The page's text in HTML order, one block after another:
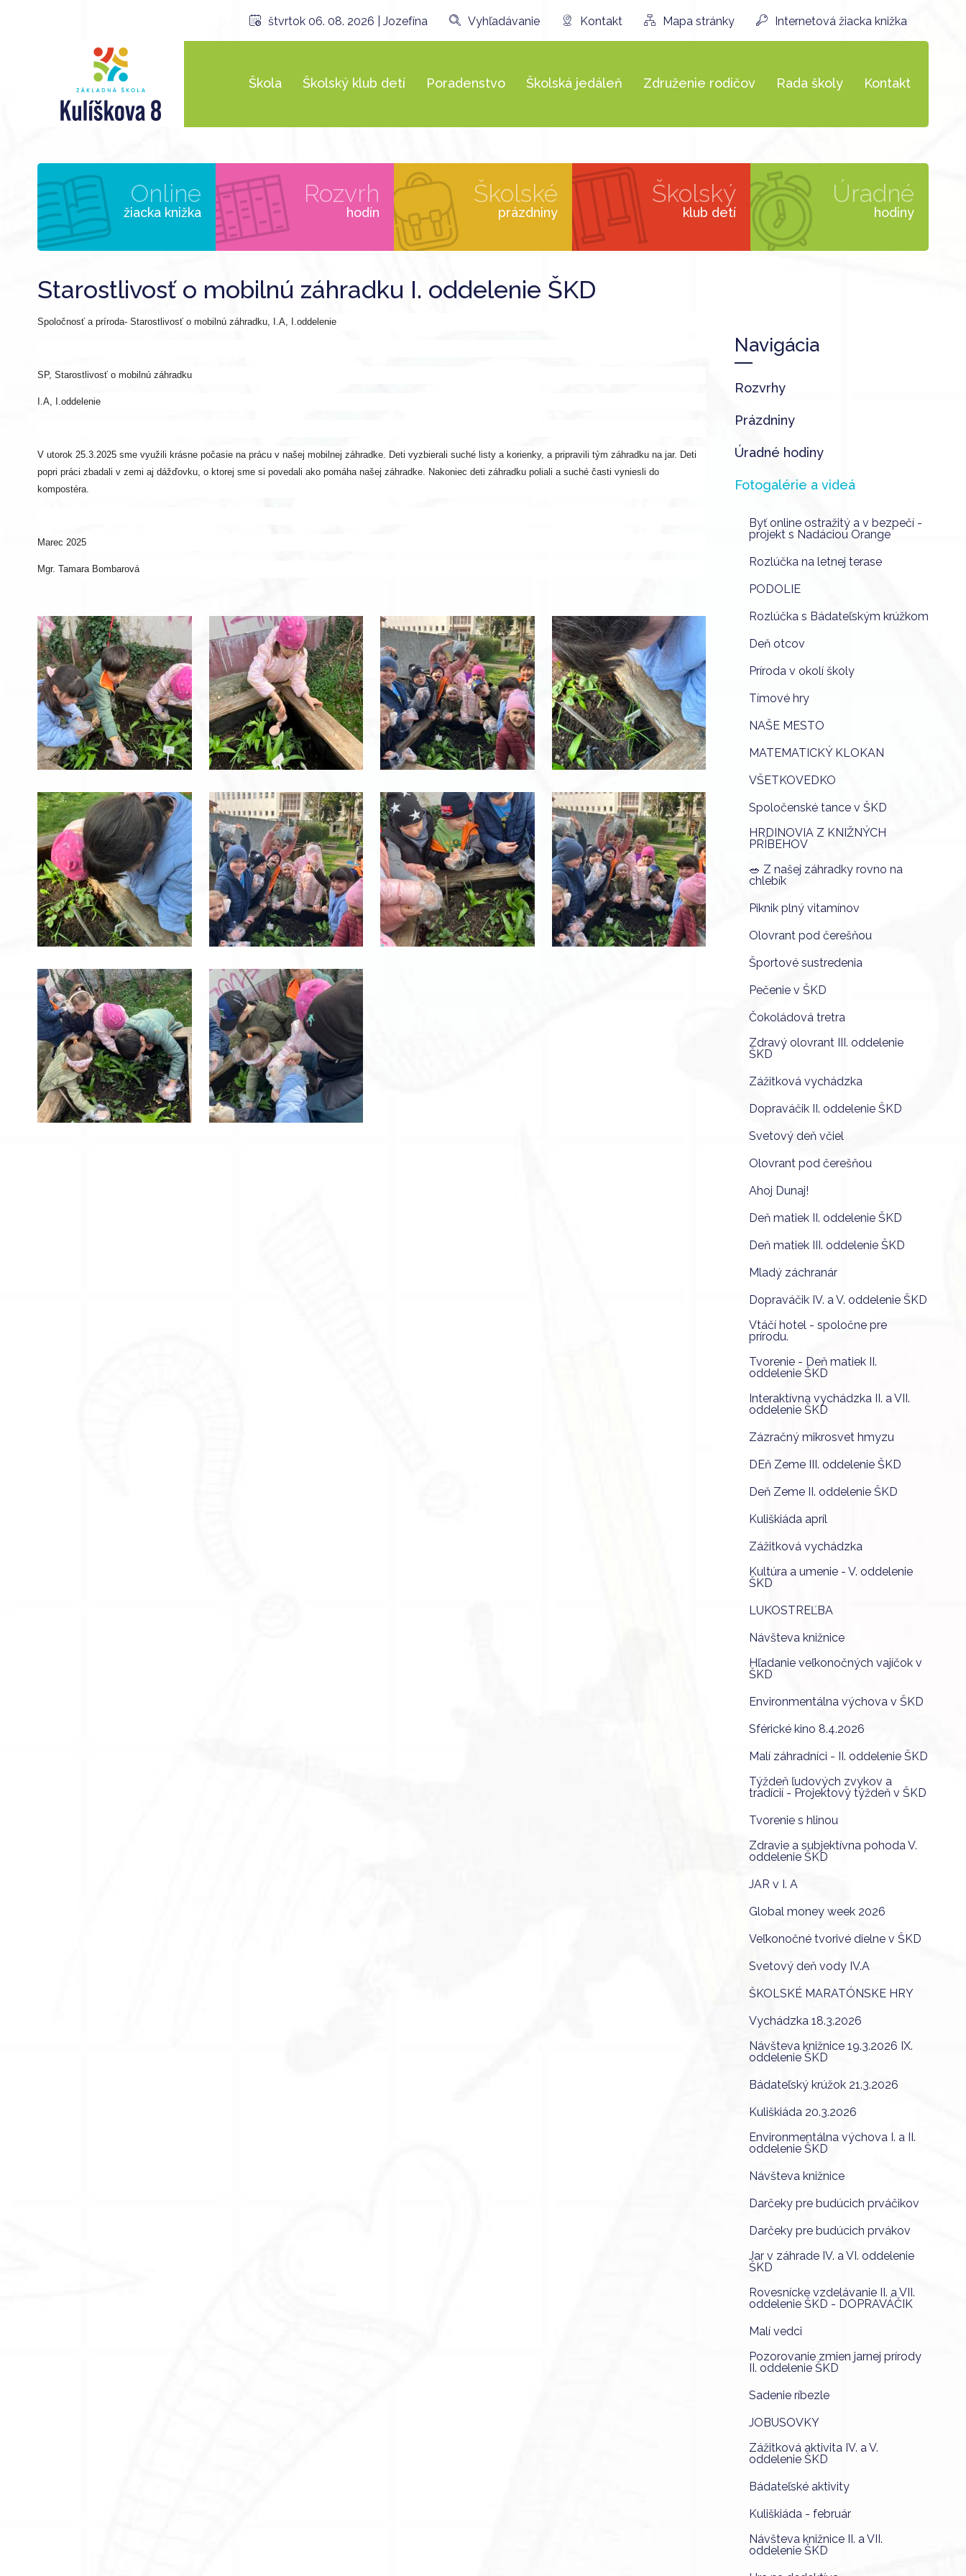
štvrtok 06. 08. 2026 | Jozefína Vyhľadávanie Kontakt Mapa stránky Internetová žiacka knižka
Škola Školský klub detí Poradenstvo Školská jedáleň Združenie rodičov Rada školy Kontakt
Online
žiacka knižka
Rozvrh
hodín
Školské
prázdniny
Školský
klub detí
Úradné
hodiny
Starostlivosť o mobilnú záhradku I. oddelenie ŠKD
Spoločnosť a príroda- Starostlivosť o mobilnú záhradku, I.A, I.oddelenie
SP, Starostlivosť o mobilnú záhradku
I.A, I.oddelenie
V utorok 25.3.2025 sme využili krásne počasie na prácu v našej mobilnej záhradke. Deti vyzbierali suché listy a korienky, a pripravili tým záhradku na jar. Deti
popri práci zbadali v zemi aj dážďovku, o ktorej sme si povedali ako pomáha našej záhradke. Nakoniec deti záhradku poliali a suché časti vyniesli do
kompostéra.
Marec 2025
Mgr. Tamara Bombarová
Navigácia
Rozvrhy
Prázdniny
Úradné hodiny
Fotogalérie a videá
Byť online ostražitý a v bezpečí -
projekt s Nadáciou Orange
Rozlúčka na letnej terase
PODOLIE
Rozlúčka s Bádateľským krúžkom
Deň otcov
Príroda v okolí školy
Tímové hry
NAŠE MESTO
MATEMATICKÝ KLOKAN
VŠETKOVEDKO
Spoločenské tance v ŠKD
HRDINOVIA Z KNIŽNÝCH
PRÍBEHOV
🥗 Z našej záhradky rovno na
chlebík
Piknik plný vitamínov
Olovrant pod čerešňou
Športové sustredenia
Pečenie v ŠKD
Čokoládová tretra
Zdravý olovrant III. oddelenie
ŠKD
Zážitková vychádzka
Dopraváčik II. oddelenie ŠKD
Svetový deň včiel
Olovrant pod čerešňou
Ahoj Dunaj!
Deň matiek II. oddelenie ŠKD
Deň matiek III. oddelenie ŠKD
Mladý záchranár
Dopraváčik IV. a V. oddelenie ŠKD
Vtáčí hotel - spoločne pre
prírodu.
Tvorenie - Deň matiek II.
oddelenie ŠKD
Interaktívna vychádzka II. a VII.
oddelenie ŠKD
Zázračný mikrosvet hmyzu
DEň Zeme III. oddelenie ŠKD
Deň Zeme II. oddelenie ŠKD
Kuliškiáda apríl
Zážitková vychádzka
Kultúra a umenie - V. oddelenie
ŠKD
LUKOSTREĽBA
Návšteva knižnice
Hľadanie veľkonočných vajíčok v
ŠKD
Environmentálna výchova v ŠKD
Sférické kino 8.4.2026
Malí záhradníci - II. oddelenie ŠKD
Týždeň ľudových zvykov a
tradícií - Projektový týždeň v ŠKD
Tvorenie s hlinou
Zdravie a subjektívna pohoda V.
oddelenie ŠKD
JAR v I. A
Global money week 2026
Veľkonočné tvorivé dielne v ŠKD
Svetový deň vody IV.A
ŠKOLSKÉ MARATÓNSKE HRY
Vychádzka 18.3.2026
Návšteva knižnice 19.3.2026 IX.
oddelenie ŠKD
Bádateľský krúžok 21.3.2026
Kuliškiáda 20.3.2026
Environmentálna výchova I. a II.
oddelenie ŠKD
Návšteva knižnice
Darčeky pre budúcich prváčikov
Darčeky pre budúcich prvákov
Jar v záhrade IV. a VI. oddelenie
ŠKD
Rovesnícke vzdelávanie II. a VII.
oddelenie ŠKD - DOPRAVÁČIK
Malí vedci
Pozorovanie zmien jarnej prírody
II. oddelenie ŠKD
Sadenie ríbezle
JOBUSOVKY
Zážitková aktivita IV. a V.
oddelenie ŠKD
Bádateľské aktivity
Kuliškiáda - február
Návšteva knižnice II. a VII.
oddelenie ŠKD